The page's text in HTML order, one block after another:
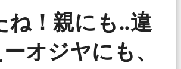
ね！親にも‥違
オジヤにも、